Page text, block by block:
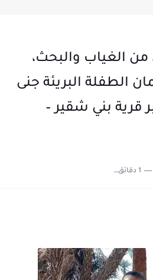
الغياب والبحث،
الطفلة البريئة جنى
قرية بني شقير –
1 دقائق للقراءة